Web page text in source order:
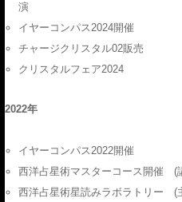
演
イヤーコンパス2024開催
チャージクリスタル02販売
クリスタルフェア2024
2022年
イヤーコンパス2022開催
西洋占星術マスターコース開催 (
西洋占星術星読みラボラトリー (